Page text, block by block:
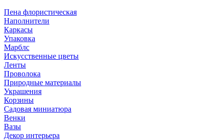
Пена флористическая
Наполнители
Каркасы
Упаковка
Марблс
Искусственные цветы
Ленты
Проволока
Природные материалы
Украшения
Корзины
Садовая миниатюра
Венки
Вазы
Декор интерьера